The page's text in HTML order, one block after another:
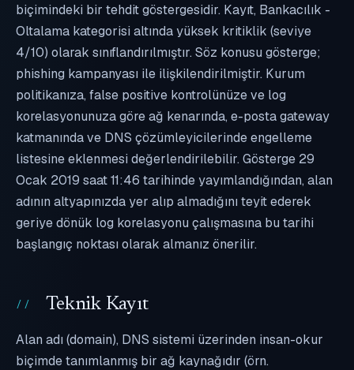
biçimindeki bir tehdit göstergesidir. Kayıt, Bankacılık -
Oltalama kategorisi altında yüksek kritiklik (seviye
4/10) olarak sınıflandırılmıştır. Söz konusu gösterge;
phishing kampanyası ile ilişkilendirilmiştir. Kurum
politikanıza, false positive kontrolünüze ve log
korelasyonunuza göre ağ kenarında, e-posta gateway
katmanında ve DNS çözümleyicilerinde engelleme
listesine eklenmesi değerlendirilebilir. Gösterge 29
Ocak 2019 saat 11:46 tarihinde yayımlandığından, alan
adının altyapınızda yer alıp almadığını teyit ederek
geriye dönük log korelasyonu çalışmasına bu tarihi
başlangıç noktası olarak almanız önerilir.
Teknik Kayıt
Alan adı (domain), DNS sistemi üzerinden insan-okur
biçimde tanımlanmış bir ağ kaynağıdır (örn.